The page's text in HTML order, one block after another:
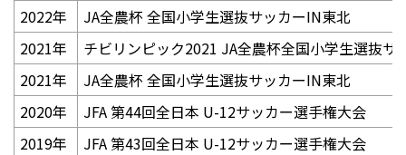
2022年
JA全農杯 全国小学生選抜サッカーIN東北
2021年
チビリンピック2021 JA全農杯全国小学生選抜サ
2021年
JA全農杯 全国小学生選抜サッカーIN東北
2020年
JFA 第44回全日本 U-12サッカー選手権大会
2019年
JFA 第43回全日本 U-12サッカー選手権大会